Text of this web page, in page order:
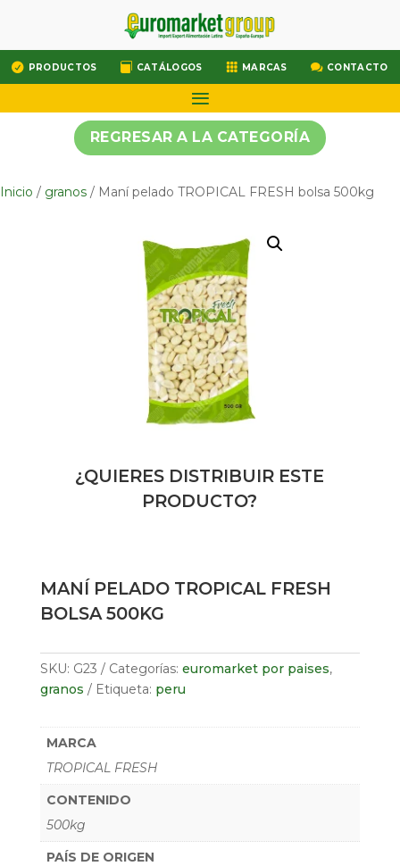
 PRODUCTOS  CATÁLOGOS  MARCAS  CONTACTO
REGRESAR A LA CATEGORÍA
Inicio / granos / Maní pelado TROPICAL FRESH bolsa 500kg
¿QUIERES DISTRIBUIR ESTE
PRODUCTO?
MANÍ PELADO TROPICAL FRESH
BOLSA 500KG
SKU: G23 Categorías: euromarket por paises,
granos
Etiqueta: peru
MARCA
TROPICAL FRESH
CONTENIDO
500kg
PAÍS DE ORIGEN